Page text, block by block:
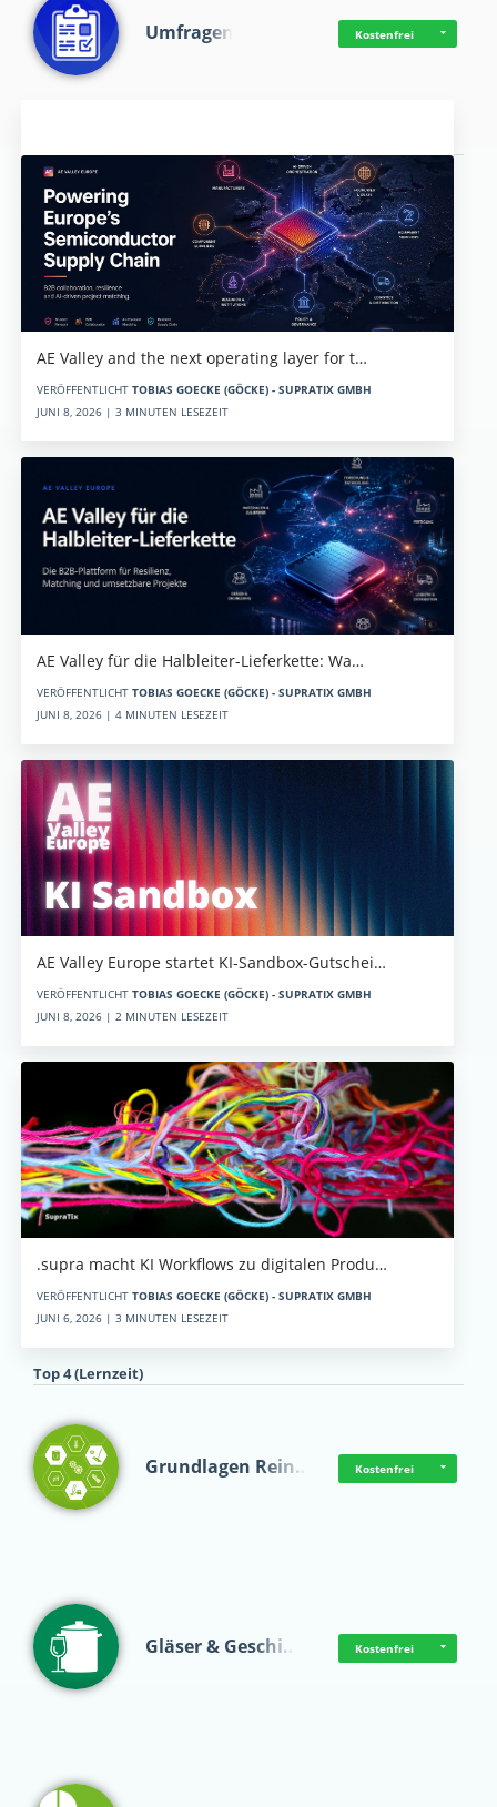
Umfragen Kostenfrei
AE Valley and the next operating layer for t…
VERÖFFENTLICHT TOBIAS GOECKE (GÖCKE) - SUPRATIX GMBH
JUNI 8, 2026 | 3 MINUTEN LESEZEIT
AE Valley für die Halbleiter-Lieferkette: Wa…
VERÖFFENTLICHT TOBIAS GOECKE (GÖCKE) - SUPRATIX GMBH
JUNI 8, 2026 | 4 MINUTEN LESEZEIT
AE Valley Europe startet KI-Sandbox-Gutschei…
VERÖFFENTLICHT TOBIAS GOECKE (GÖCKE) - SUPRATIX GMBH
JUNI 8, 2026 | 2 MINUTEN LESEZEIT
.supra macht KI Workflows zu digitalen Produ…
VERÖFFENTLICHT TOBIAS GOECKE (GÖCKE) - SUPRATIX GMBH
JUNI 6, 2026 | 3 MINUTEN LESEZEIT
Top 4 (Lernzeit)
Grundlagen Rein… Kostenfrei
Gläser & Geschi… Kostenfrei